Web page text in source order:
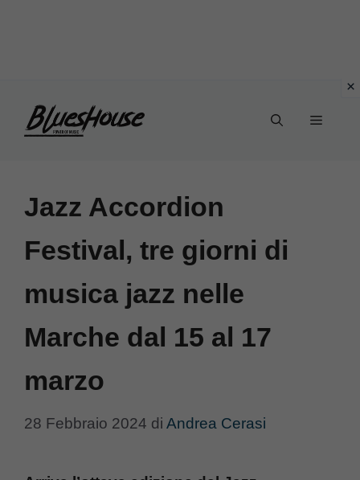
Menu
Jazz Accordion
Festival, tre giorni di
musica jazz nelle
Marche dal 15 al 17
marzo
28 Febbraio 2024 di Andrea Cerasi